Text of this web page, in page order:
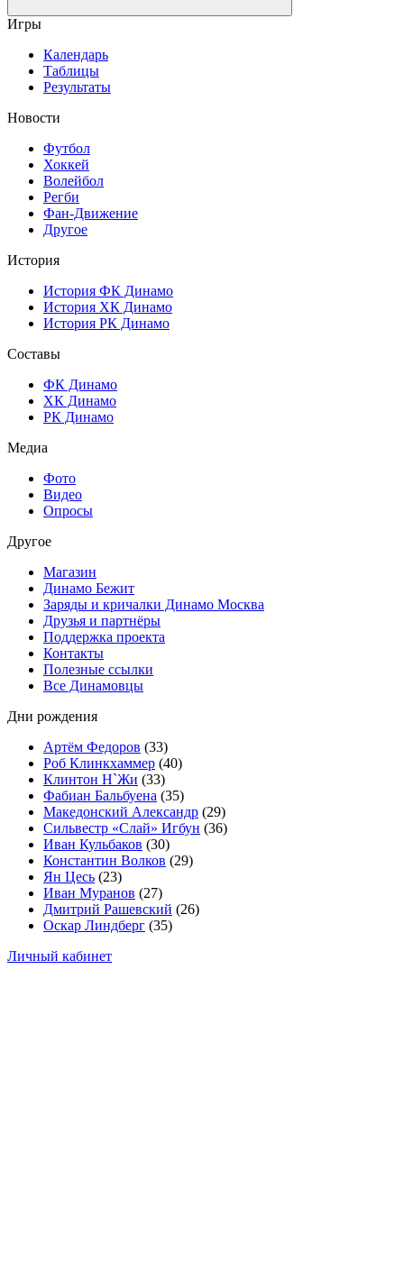
Игры
Календарь
Таблицы
Результаты
Новости
Футбол
Хоккей
Волейбол
Регби
Фан-Движение
Другое
История
История ФК Динамо
История ХК Динамо
История РК Динамо
Составы
ФК Динамо
ХК Динамо
РК Динамо
Медиа
Фото
Видео
Опросы
Другое
Магазин
Динамо Бежит
Заряды и кричалки Динамо Москва
Друзья и партнёры
Поддержка проекта
Контакты
Полезные ссылки
Все Динамовцы
Дни рождения
Артём Федоров (33)
Роб Клинкхаммер (40)
Клинтон Н`Жи (33)
Фабиан Бальбуена (35)
Македонский Александр (29)
Сильвестр «Слай» Игбун (36)
Иван Кульбаков (30)
Константин Волков (29)
Ян Цесь (23)
Иван Муранов (27)
Дмитрий Рашевский (26)
Оскар Линдберг (35)
Личный кабинет